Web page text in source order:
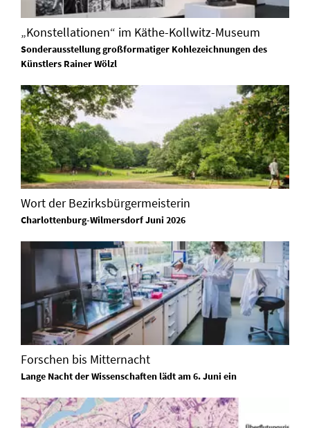
„Konstellationen“ im Käthe-Kollwitz-Museum
Sonderausstellung großformatiger Kohlezeichnungen des
Künstlers Rainer Wölzl
Wort der Bezirksbürgermeisterin
Charlottenburg-Wilmersdorf Juni 2026
Forschen bis Mitternacht
Lange Nacht der Wissenschaften lädt am 6. Juni ein